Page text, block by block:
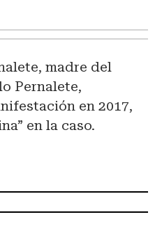
madre del
Pernalete,
en 2017,
en la caso.